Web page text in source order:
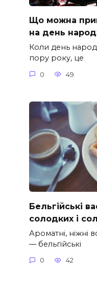
Що можна
на день
Коли день
пору року, це
0 49
Бельгійські
солодких і
Ароматні, ніжні
— бельгійські
0 42